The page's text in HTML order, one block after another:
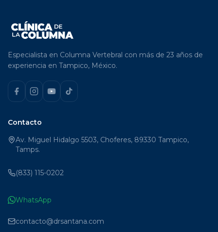
Especialista en Columna Vertebral con más de 23 años de
experiencia en Tampico, México.
Contacto
Av. Miguel Hidalgo 5503, Choferes, 89330 Tampico,
Tamps.
(833) 115-0202
WhatsApp
contacto@drsantana.com